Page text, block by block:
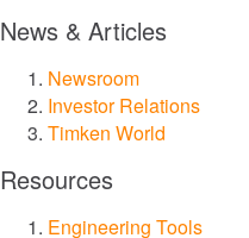
News & Articles
Newsroom
Investor Relations
Timken World
Resources
Engineering Tools